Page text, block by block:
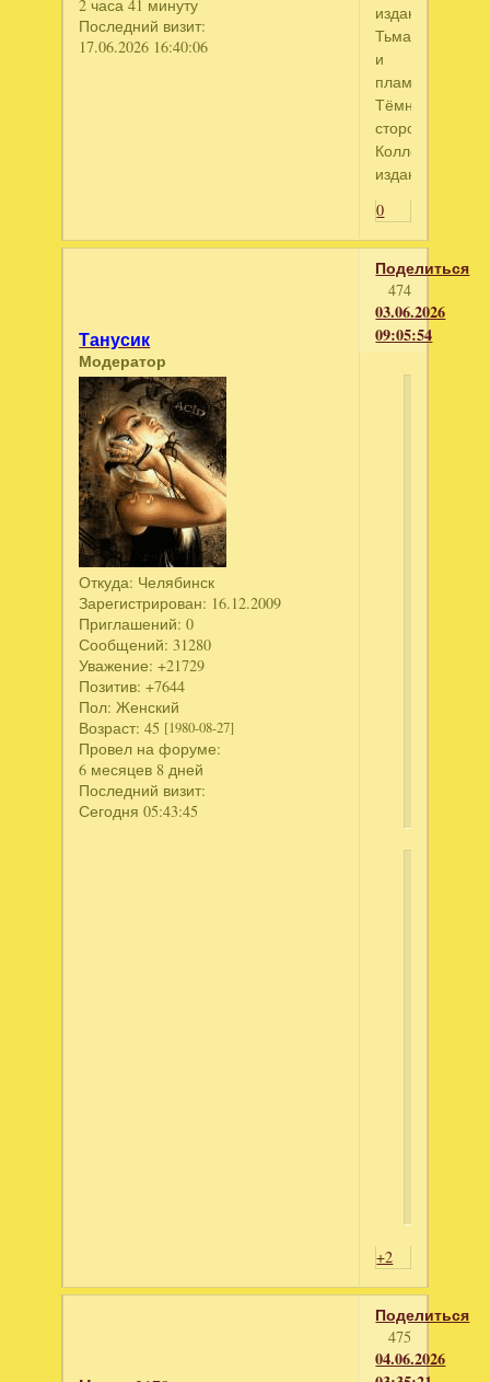
2 часа 41 минуту
Последний визит:
17.06.2026 16:40:06
издание
Тьма
и
пламя.
Тёмная
сторона.
Коллекционное
издание
0
Поделиться
474
03.06.2026
09:05:54
Танусик
Модератор
Откуда: Челябинск
Зарегистрирован: 16.12.2009
Приглашений: 0
Сообщений: 31280
Уважение: +21729
Позитив: +7644
Пол: Женский
Возраст: 45 [1980-08-27]
Провел на форуме:
6 месяцев 8 дней
Последний визит:
Сегодня 05:43:45
+2
Поделиться
475
04.06.2026